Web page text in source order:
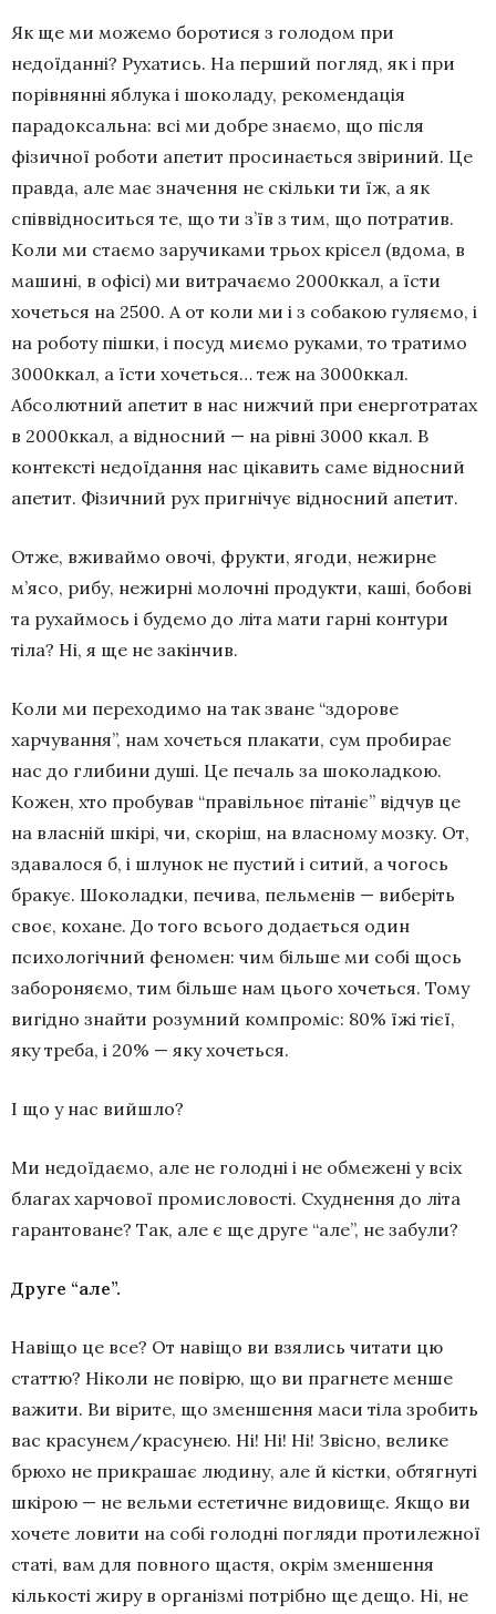
Як ще ми можемо боротися з голодом при
недоїданні? Рухатись. На перший погляд, як і при
порівнянні яблука і шоколаду, рекомендація
парадоксальна: всі ми добре знаємо, що після
фізичної роботи апетит просинається звіриний. Це
правда, але має значення не скільки ти їж, а як
співвідноситься те, що ти з’їв з тим, що потратив.
Коли ми стаємо заручиками трьох крісел (вдома, в
машині, в офісі) ми витрачаємо 2000ккал, а їсти
хочеться на 2500. А от коли ми і з собакою гуляємо, і
на роботу пішки, і посуд миємо руками, то тратимо
3000ккал, а їсти хочеться… теж на 3000ккал.
Абсолютний апетит в нас нижчий при енерготратах
в 2000ккал, а відносний — на рівні 3000 ккал. В
контексті недоїдання нас цікавить саме відносний
апетит. Фізичний рух пригнічує відносний апетит.
Отже, вживаймо овочі, фрукти, ягоди, нежирне
м’ясо, рибу, нежирні молочні продукти, каші, бобові
та рухаймось і будемо до літа мати гарні контури
тіла? Ні, я ще не закінчив.
Коли ми переходимо на так зване “здорове
харчування”, нам хочеться плакати, сум пробирає
нас до глибини душі. Це печаль за шоколадкою.
Кожен, хто пробував “правільноє пітаніє” відчув це
на власній шкірі, чи, скоріш, на власному мозку. От,
здавалося б, і шлунок не пустий і ситий, а чогось
бракує. Шоколадки, печива, пельменів — виберіть
своє, кохане. До того всього додається один
психологічний феномен: чим більше ми собі щось
забороняємо, тим більше нам цього хочеться. Тому
вигідно знайти розумний компроміс: 80% їжі тієї,
яку треба, і 20% — яку хочеться.
І що у нас вийшло?
Ми недоїдаємо, але не голодні і не обмежені у всіх
благах харчової промисловості. Схуднення до літа
гарантоване? Так, але є ще друге “але”, не забули?
Друге “але”.
Навіщо це все? От навіщо ви взялись читати цю
статтю? Ніколи не повірю, що ви прагнете менше
важити. Ви вірите, що зменшення маси тіла зробить
вас красунем/красунею. Ні! Ні! Ні! Звісно, велике
брюхо не прикрашає людину, але й кістки, обтягнуті
шкірою — не вельми естетичне видовище. Якщо ви
хочете ловити на собі голодні погляди протилежної
статі, вам для повного щастя, окрім зменшення
кількості жиру в організмі потрібно ще дещо. Ні, не